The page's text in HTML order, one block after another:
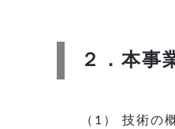
２．本事
（1） 技術の